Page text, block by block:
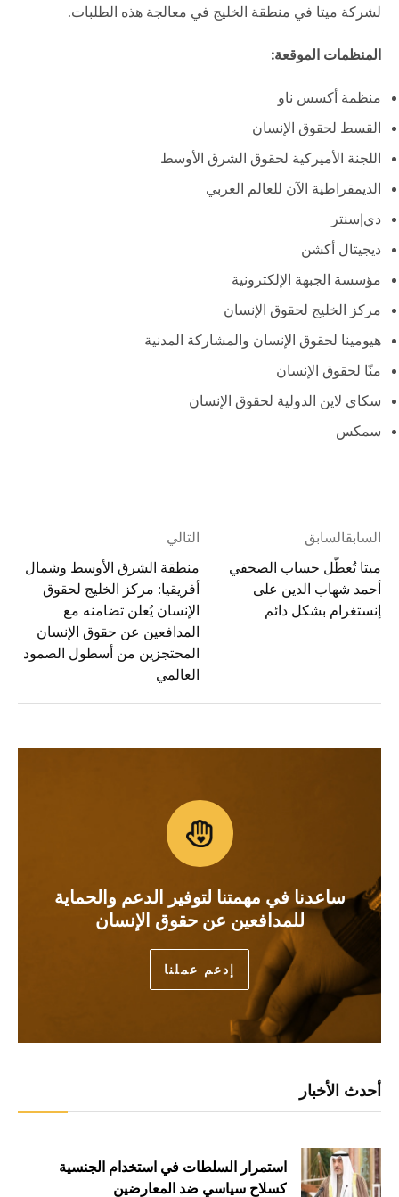
لشركة ميتا في منطقة الخليج في معالجة هذه الطلبات.
المنظمات الموقعة:
منظمة أكسس ناو
القسط لحقوق الإنسان
اللجنة الأميركية لحقوق الشرق الأوسط
الديمقراطية الآن للعالم العربي
دي|سنتر
ديجيتال أكشن
مؤسسة الجبهة الإلكترونية
مركز الخليج لحقوق الإنسان
هيومينا لحقوق الإنسان والمشاركة المدنية
منّا لحقوق الإنسان
سكاي لاين الدولية لحقوق الإنسان
سمكس
السابقالسابق
ميتا تُعطّل حساب الصحفي
أحمد شهاب الدين على
إنستغرام بشكل دائم
التالي
منطقة الشرق الأوسط وشمال
أفريقيا: مركز الخليج لحقوق
الإنسان يُعلن تضامنه مع
المدافعين عن حقوق الإنسان
المحتجزين من أسطول الصمود
العالمي
ساعدنا في مهمتنا لتوفير الدعم والحماية
للمدافعين عن حقوق الإنسان
إدعم عملنا
أحدث الأخبار
استمرار السلطات في استخدام الجنسية
كسلاحٍ سياسي ضد المعارضين